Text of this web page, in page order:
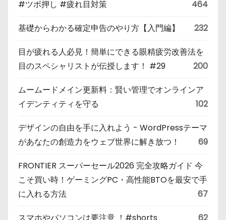
#ツボ押し #疲れ目対策
464
基礎からわかる確定申告のやり方【入門編】 232
目が疲れる人必見！簡単にできる眼精疲労改善法を
目のスペシャリストが伝授します！ #29
200
ムームードメイン更新料：賢い管理でオンラインア
イデンティティを守る
102
デザインの自由を手に入れよう - WordPressテーマ
があなたの創造力をウェブ世界に解き放つ！
69
FRONTIER スーパーセール2026 完全攻略ガイド 今
こそ買い時！ゲーミングPC・高性能BTOを最安で手
に入れる方法
67